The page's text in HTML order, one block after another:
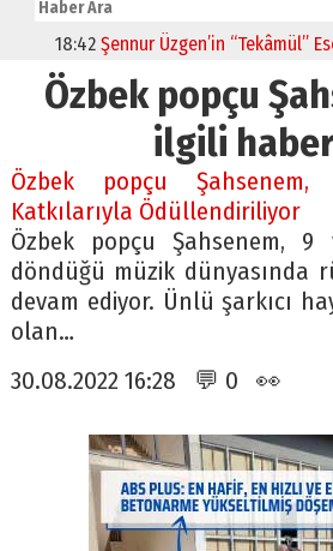
18:42 Şennur Üzgen’in “Tekâmül”
Özbek popçu
ilgili
Özbek popçu Şahsenem,
Katkılarıyla Ödüllendiriliyor
Özbek popçu Şahsenem,
döndüğü müzik dünyasında
devam ediyor. Ünlü şarkıcı
olan…
30.08.2022 16:28 💬 0 👀